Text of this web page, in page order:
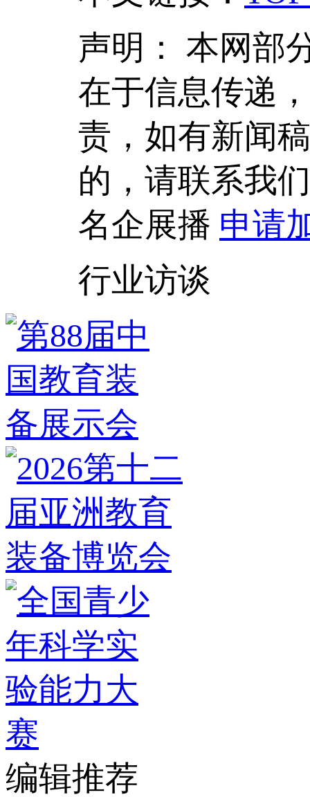
声明： 本网部
在于信息传递
责，如有新闻
的，请联系我
名企展播 申请
行业访谈
编辑推荐